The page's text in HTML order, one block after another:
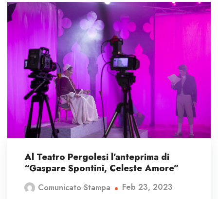
Al Teatro Pergolesi l’anteprima di
“Gaspare Spontini, Celeste Amore”
Comunicato Stampa Feb 23, 2023